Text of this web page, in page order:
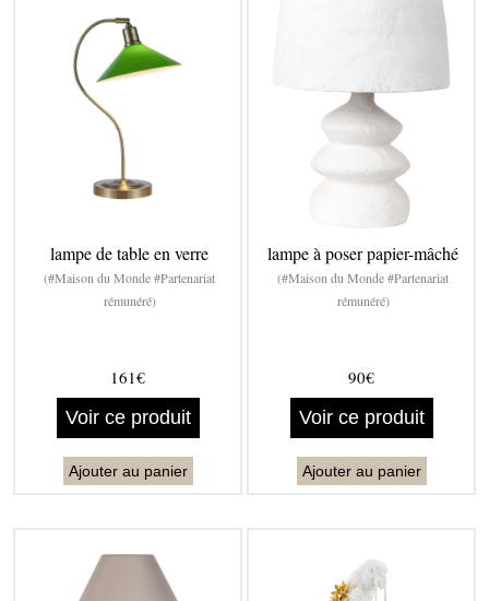
lampe de table en verre
(#Maison du Monde #Partenariat
rémunéré)
161€
Voir ce produit
Ajouter au panier
lampe à poser papier-mâché
(#Maison du Monde #Partenariat
rémunéré)
90€
Voir ce produit
Ajouter au panier